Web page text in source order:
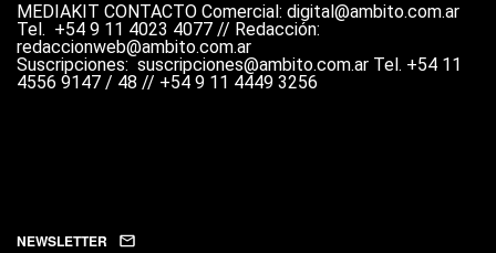
MEDIAKIT CONTACTO Comercial: digital@ambito.com.ar
Tel. +54 9 11 4023 4077 // Redacción:
redaccionweb@ambito.com.ar
Suscripciones: suscripciones@ambito.com.ar Tel. +54 11
4556 9147 / 48 // +54 9 11 4449 3256
NEWSLETTER